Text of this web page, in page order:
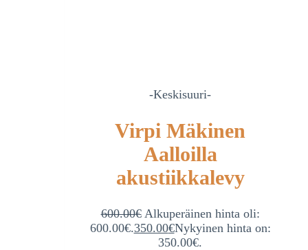
-Keskisuuri-
Virpi Mäkinen
Aalloilla
akustiikkalevy
600.00€ Alkuperäinen hinta oli:
600.00€.350.00€Nykyinen hinta on:
350.00€.